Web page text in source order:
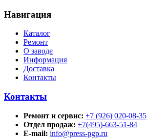
Навигация
Каталог
Ремонт
О заводе
Информация
Доставка
Контакты
Контакты
Ремонт и сервис: +7 (926) 020-08-35
Отдел продаж: +7(495)-663-51-84
E-mail: info@press-pgp.ru